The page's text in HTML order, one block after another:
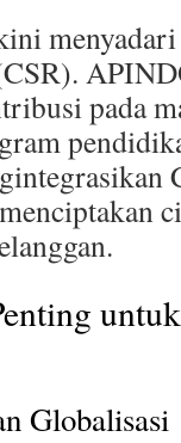
pada
Globalisasi